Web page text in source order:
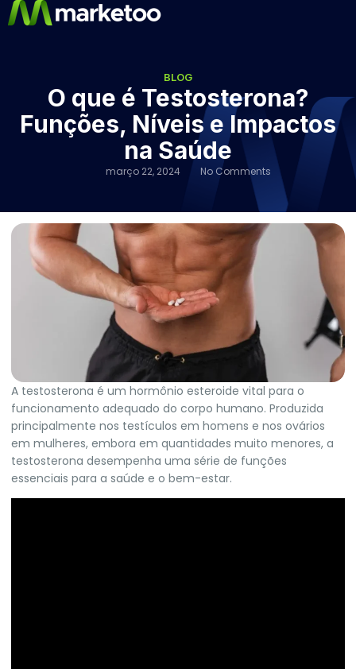
BLOG
O que é Testosterona?
Funções, Níveis e Impactos
na Saúde
março 22, 2024 No Comments
A testosterona é um hormônio esteroide vital para o
funcionamento adequado do corpo humano. Produzida
principalmente nos testículos em homens e nos ovários
em mulheres, embora em quantidades muito menores, a
testosterona desempenha uma série de funções
essenciais para a saúde e o bem-estar.